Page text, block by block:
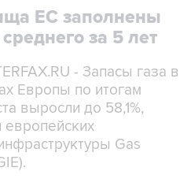
ЕС заполнены
за 5 лет
- Запасы газа в
Европы по итогам
выросли до 58,1%,
европейских
Gas